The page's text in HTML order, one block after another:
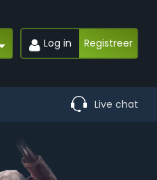
Log in Registreer
Live chat